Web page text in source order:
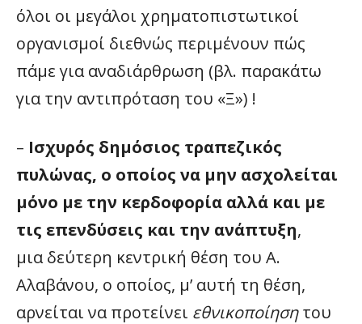
όλοι οι μεγάλοι χρηματοπιστωτικοί
οργανισμοί διεθνώς περιμένουν πώς
πάμε για αναδιάρθρωση (βλ. παρακάτω
για την αντιπρόταση του «Ξ») !
– Ισχυρός δημόσιος τραπεζικός
πυλώνας, ο οποίος να μην ασχολείται
μόνο με την κερδοφορία αλλά και με
τις επενδύσεις και την ανάπτυξη,
μια δεύτερη κεντρική θέση του Α.
Αλαβάνου, ο οποίος, μ’ αυτή τη θέση,
αρνείται να προτείνει εθνικοποίησητου